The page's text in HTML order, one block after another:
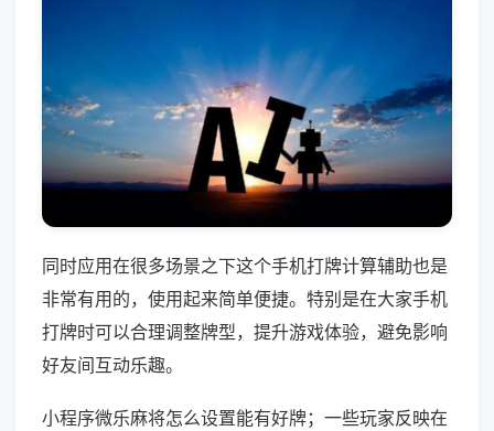
同时应用在很多场景之下这个手机打牌计算辅助也是
非常有用的，使用起来简单便捷。特别是在大家手机
打牌时可以合理调整牌型，提升游戏体验，避免影响
好友间互动乐趣。
小程序微乐麻将怎么设置能有好牌；一些玩家反映在